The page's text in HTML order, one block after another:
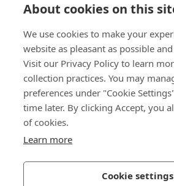
About cookies on this
We use cookies to make your
website as pleasant as possible
Visit our Privacy Policy to learn
collection practices. You may
preferences under "Cookie
time later. By clicking Accept, you
of cookies.
Learn more
Cookie settings
Om oss
Bossard Sweden
Boplatsgatan 6B
213 76 Malmö